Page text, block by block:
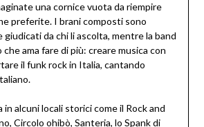
una cornice vuota da riempire
preferite. I brani composti sono
da chi li ascolta, mentre la band
ama fare di più: creare musica con
il funk rock in Italia, cantando
in alcuni locali storici come il Rock and
Circolo ohibò, Santeria, lo Spank di